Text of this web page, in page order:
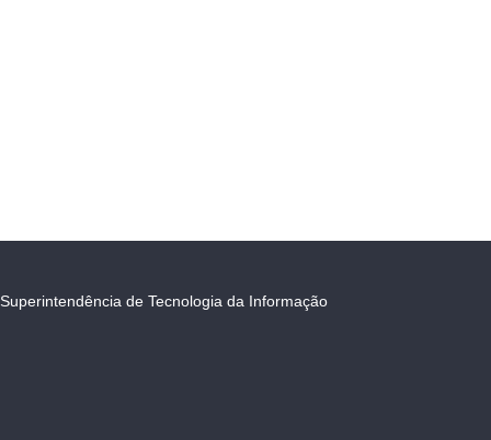
Superintendência de Tecnologia da Informação